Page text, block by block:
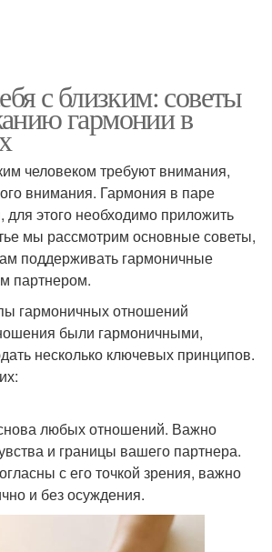
с близким: советы
гармонии в
человеком требуют внимания,
внимания. Гармония в паре
для этого необходимо приложить
мы рассмотрим основные советы,
поддерживать гармоничные
партнером.
гармоничных отношений
были гармоничными,
несколько ключевых принципов.
любых отношений. Важно
и границы вашего партнера.
с его точкой зрения, важно
и без осуждения.